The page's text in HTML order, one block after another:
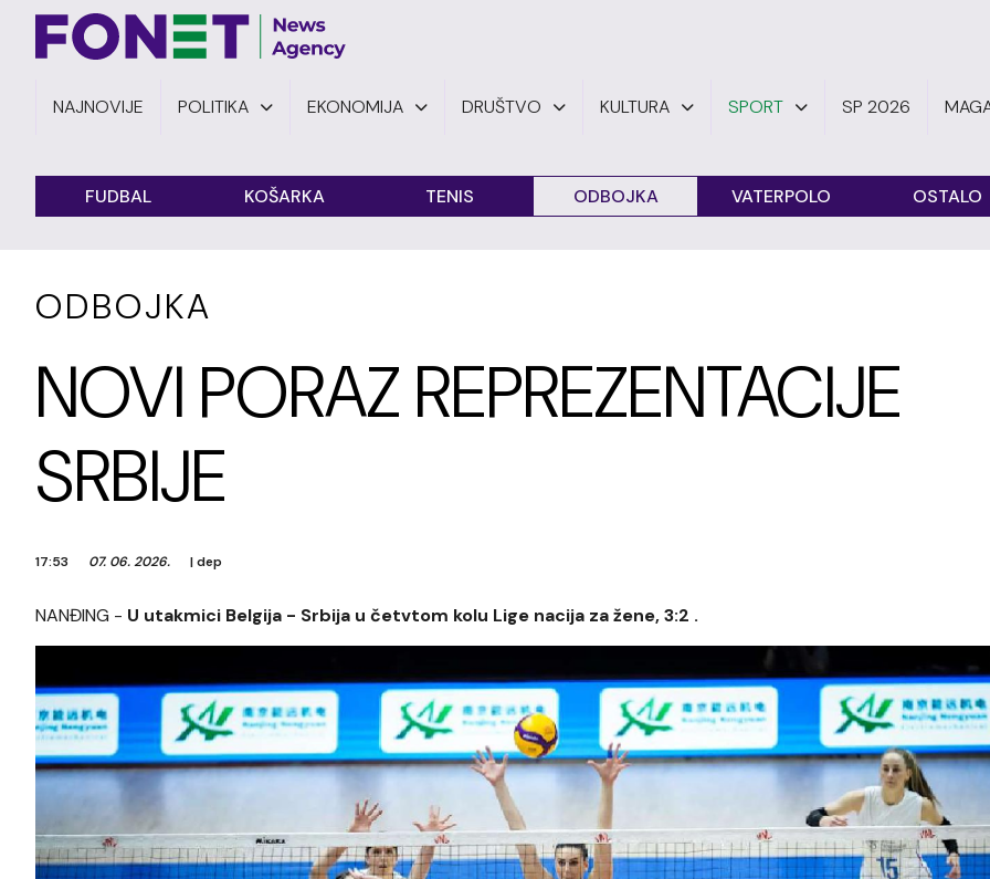
NAJNOVIJE POLITIKA EKONOMIJA DRUŠTVO KULTURA SPORT SP 2026
FUDBAL KOŠARKA TENIS ODBOJKA VATERPOLO OSTALO
ODBOJKA
NOVI PORAZ REPREZENTACIJE
SRBIJE
17:53 07. 06. 2026. |dep
NANĐING - U utakmici Belgija - Srbija u četvtom kolu Lige nacija za žene, 3:2 .